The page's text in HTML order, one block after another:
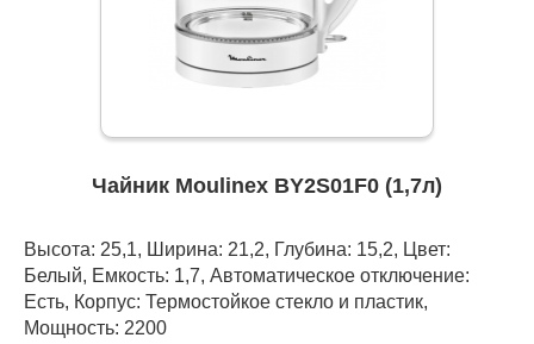
Чайник Moulinex BY2S01F0 (1,7л)
Высота: 25,1, Ширина: 21,2, Глубина: 15,2, Цвет:
Белый, Емкость: 1,7, Автоматическое отключение:
Есть, Корпус: Термостойкое стекло и пластик,
Мощность: 2200